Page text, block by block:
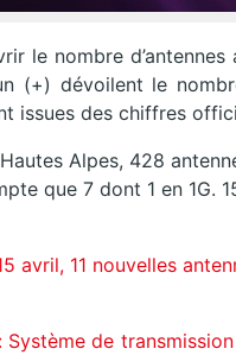
le nombre
(+) dévoilent le
issues des chiffres
Alpes, 428
que 7 dont 1 en 1G.
avril, 11 nouvelles
de